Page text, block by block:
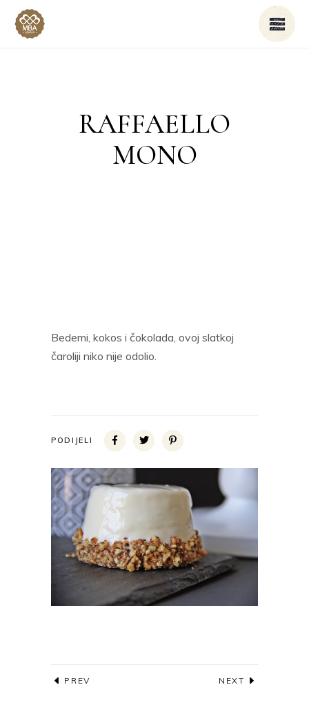
RAFFAELLO
MONO
Bedemi, kokos i čokolada, ovoj slatkoj
čaroliji niko nije odolio.
PODIJELI
PREV NEXT